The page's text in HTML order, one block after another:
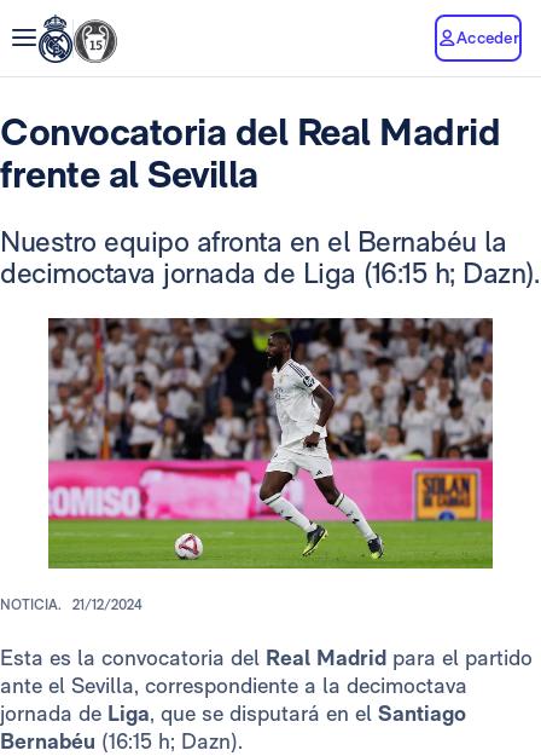
Acceder
Convocatoria del Real Madrid
frente al Sevilla
Nuestro equipo afronta en el Bernabéu la
decimoctava jornada de Liga (16:15 h; Dazn).
NOTICIA. 21/12/2024
Esta es la convocatoria del Real Madrid para el partido
ante el Sevilla, correspondiente a la decimoctava
jornada de Liga, que se disputará en el Santiago
Bernabéu (16:15 h; Dazn).